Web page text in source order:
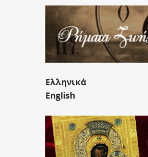
Ελληνικά
English